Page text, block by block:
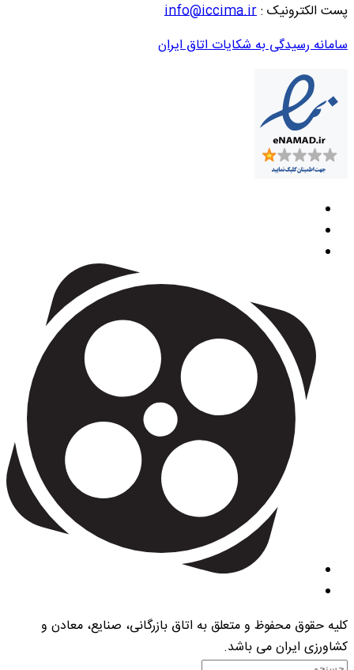
پست الکترونیک :info@iccima.ir
سامانه رسیدگی به شکایات اتاق ایران
کلیه حقوق محفوظ و متعلق به اتاق بازرگانی، صنایع، معادن و
کشاورزی ایران می باشد.